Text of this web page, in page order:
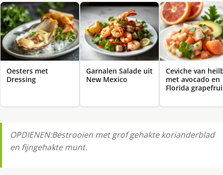
Oesters met
Dressing
Garnalen Salade uit
New Mexico
Ceviche van
met avocado en
Florida
OPDIENEN:Bestrooien met grof gehakte korianderblad
en fijngehakte munt.